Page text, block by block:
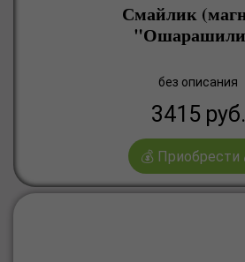
Смайлик
без описания
3415 руб.
💰 Приобрести